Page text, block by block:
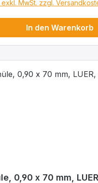
MwSt. zzgl.
In den Warenkorb
0,90 x 70 mm,